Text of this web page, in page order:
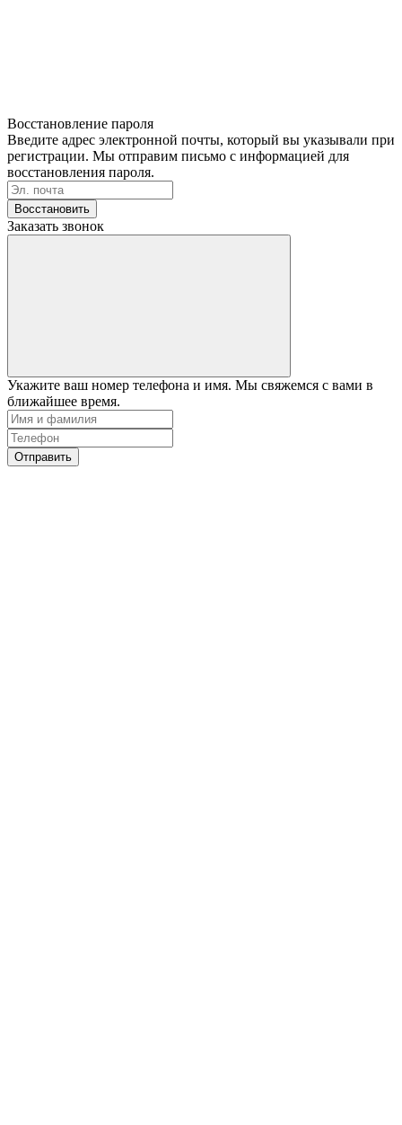
Восстановление пароля
Введите адрес электронной почты, который вы указывали при
регистрации. Мы отправим письмо с информацией для
восстановления пароля.
Восстановить
Заказать звонок
Укажите ваш номер телефона и имя. Мы свяжемся с вами в
ближайшее время.
Отправить